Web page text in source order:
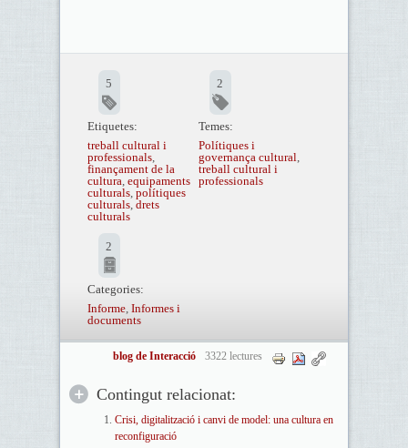
5
Etiquetes:
treball cultural i
professionals,
finançament de la
cultura, equipaments
culturals, polítiques
culturals, drets
culturals
2
Temes:
Polítiques i
governança cultural,
treball cultural i
professionals
2
Categories:
Informe, Informes i
documents
blog de Interacció 3322 lectures
Contingut relacionat:
Crisi, digitalització i canvi de model: una cultura en
reconfiguració